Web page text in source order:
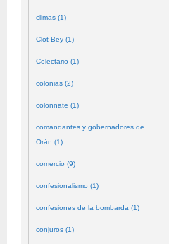
climas (1)
Clot-Bey (1)
Colectario (1)
colonias (2)
colonnate (1)
comandantes y gobernadores de
Orán (1)
comercio (9)
confesionalismo (1)
confesiones de la bombarda (1)
conjuros (1)